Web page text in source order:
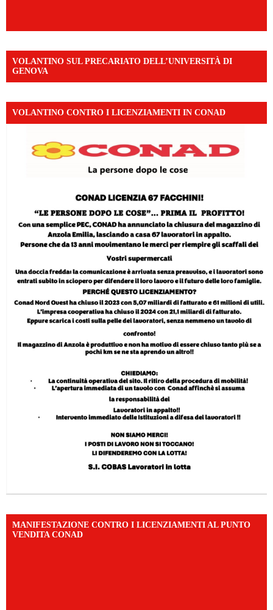
VOLANTINO SUL PRECARIATO DELL’UNIVERSITÀ DI
GENOVA
VOLANTINO CONTRO I LICENZIAMENTI IN CONAD
MANIFESTAZIONE CONTRO I LICENZIAMENTI AL PUNTO
VENDITA CONAD